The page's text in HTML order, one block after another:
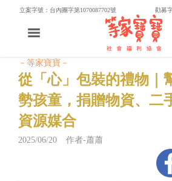
立案字號：台內團字第1070087702號 勸募
－等家寶寶－
從「心」包裝的禮物｜
勢孩童，捐贈物資、二
資源媒合
2025/06/20 作者-蕭蕭